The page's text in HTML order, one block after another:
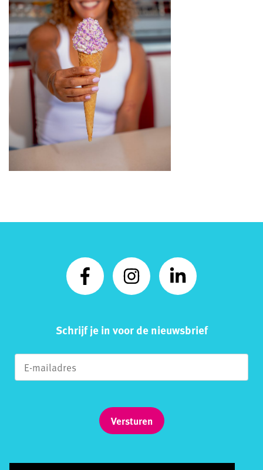
Schrijf je in voor de nieuwsbrief